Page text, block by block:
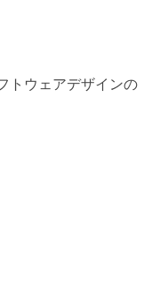
トウェアデザインの